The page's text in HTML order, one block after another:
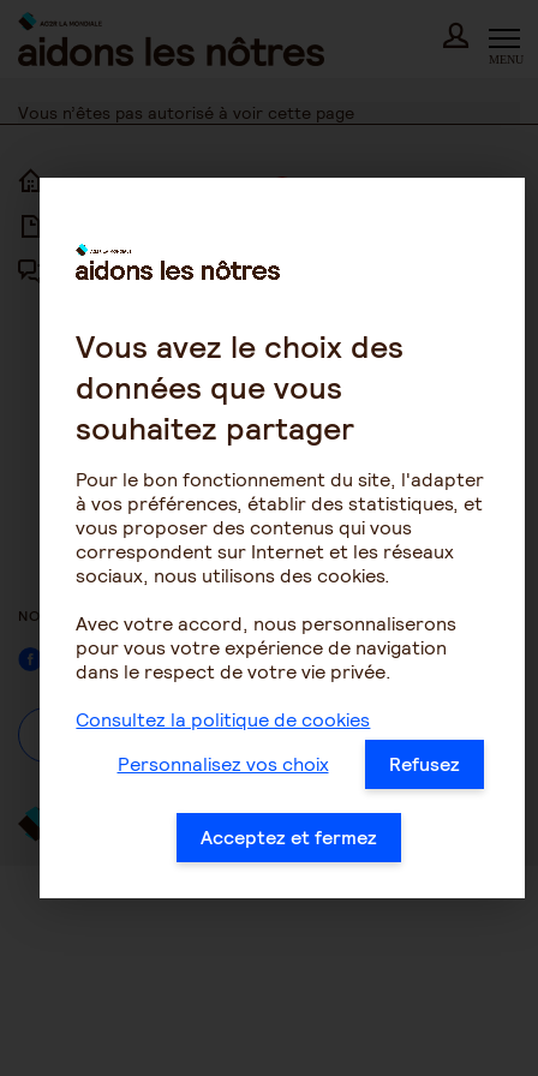
Skip
content
MENU
Vous n’êtes pas autorisé à voir cette page
ACCUEIL
FORUM
PLAN DU SITE
D’UTILISATION
POLITIQUE DE PROTECTION DES
GESTION DES COOKIES
ACCESSIBILITÉ : NON
CONFORME
NOUS SUIVRE
Facebook
À propos Se connecter / S'inscrire
Vous avez le choix des
données que vous
souhaitez partager
Pour le bon fonctionnement du site, l'adapter
à vos préférences, établir des statistiques, et
vous proposer des contenus qui vous
correspondent sur Internet et les réseaux
sociaux, nous utilisons des cookies.
Avec votre accord, nous personnaliserons
pour vous votre expérience de navigation
dans le respect de votre vie privée.
Consultez la politique de cookies
Personnalisez vos choix
Refusez
Acceptez et fermez